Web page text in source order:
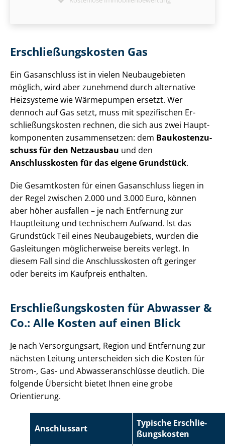
Er­schlie­ßungs­kos­ten Gas
Ein Gasanschluss ist in vielen Neubaugebieten
möglich, wird aber zunehmend durch alternative
Heizsysteme wie Wärmepumpen ersetzt. Wer
dennoch auf Gas setzt, muss mit spezifischen Er­
schlie­ßungs­kos­ten rechnen, die sich aus zwei Haupt­
kom­po­nen­ten zusammensetzen: dem Bau­kos­ten­zu­
schuss für den Netzausbau und den
Anschlusskosten für das eigene Grundstück.
Die Gesamtkosten für einen Gasanschluss liegen in
der Regel zwischen 2.000 und 3.000 Euro, können
aber höher ausfallen – je nach Entfernung zur
Hauptleitung und technischem Aufwand. Ist das
Grundstück Teil eines Neubaugebiets, wurden die
Gasleitungen möglicherweise bereits verlegt. In
diesem Fall sind die Anschlusskosten oft geringer
oder bereits im Kaufpreis enthalten.
Er­schlie­ßungs­kos­ten für Abwasser &
Co.: Alle Kosten auf einen Blick
Je nach Versorgungsart, Region und Entfernung zur
nächsten Leitung unterscheiden sich die Kosten für
Strom-, Gas- und Ab­was­ser­an­schlüs­se deutlich. Die
folgende Übersicht bietet Ihnen eine grobe
Orientierung.
Anschlussart
Typische Er­schlie­
ßungs­kos­ten